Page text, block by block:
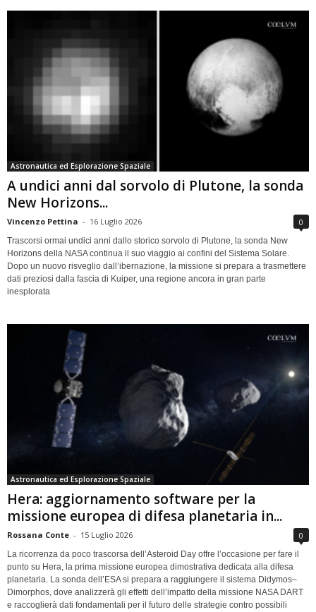
Astronautica ed Esplorazione Spaziale
A undici anni dal sorvolo di Plutone, la sonda
New Horizons...
Vincenzo Pettina - 16 Luglio 2026 0
Trascorsi ormai undici anni dallo storico sorvolo di Plutone, la sonda New
Horizons della NASA continua il suo viaggio ai confini del Sistema Solare.
Dopo un nuovo risveglio dall’ibernazione, la missione si prepara a trasmettere
dati preziosi dalla fascia di Kuiper, una regione ancora in gran parte
inesplorata
Astronautica ed Esplorazione Spaziale
Hera: aggiornamento software per la
missione europea di difesa planetaria in...
Rossana Conte - 15 Luglio 2026 0
La ricorrenza da poco trascorsa dell’Asteroid Day offre l’occasione per fare il
punto su Hera, la prima missione europea dimostrativa dedicata alla difesa
planetaria. La sonda dell’ESA si prepara a raggiungere il sistema Didymos–
Dimorphos, dove analizzerà gli effetti dell’impatto della missione NASA DART
e raccoglierà dati fondamentali per il futuro delle strategie contro possibili